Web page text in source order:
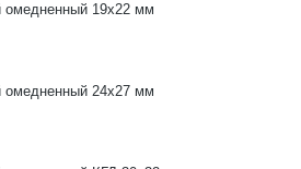
омедненный 19х22 мм
омедненный 24х27 мм